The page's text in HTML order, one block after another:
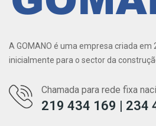
A GOMANO é uma empresa criada em
inicialmente para o sector da
Chamada para rede fixa
219 434 169 | 234